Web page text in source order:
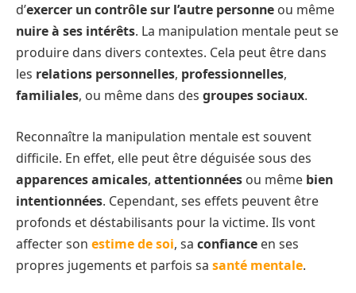
d’exercer un contrôle sur l’autre personne ou même
nuire à ses intérêts. La manipulation mentale peut se
produire dans divers contextes. Cela peut être dans
les relations personnelles, professionnelles,
familiales, ou même dans des groupes sociaux.
Reconnaître la manipulation mentale est souvent
difficile. En effet, elle peut être déguisée sous des
apparences amicales, attentionnées ou même bien
intentionnées. Cependant, ses effets peuvent être
profonds et déstabilisants pour la victime. Ils vont
affecter son estime de soi, sa confiance en ses
propres jugements et parfois sa santé mentale.